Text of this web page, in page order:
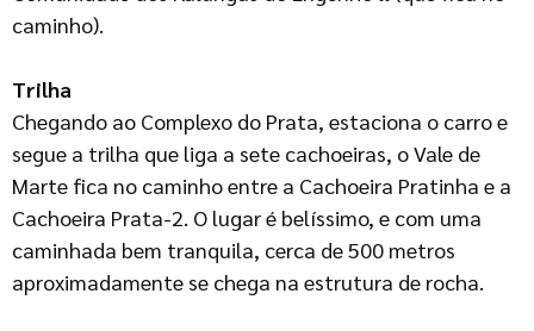
caminho).
Trilha
Chegando ao Complexo do Prata, estaciona o carro e
segue a trilha que liga a sete cachoeiras, o Vale de
Marte fica no caminho entre a Cachoeira Pratinha e a
Cachoeira Prata-2. O lugar é belíssimo, e com uma
caminhada bem tranquila, cerca de 500 metros
aproximadamente se chega na estrutura de rocha.